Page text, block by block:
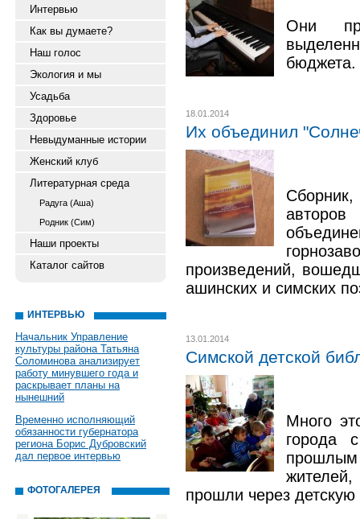
Интервью
Как вы думаете?
Наш голос
Экология и мы
Усадьба
Здоровье
Невыдуманные истории
Женский клуб
Литературная среда
Радуга (Аша)
Родник (Сим)
Наши проекты
Каталог сайтов
ИНТЕРВЬЮ
Начальник Управление
культуры района Татьяна
Соломинова анализирует
работу минувшего года и
раскрывает планы на
нынешний
Временно исполняющий
обязанности губернатора
региона Борис Дубровский
дал первое интервью
ФОТОГАЛЕРЕЯ
Они
бюджета.
18.01.2014
Их объединил
произведений,
ашинских и симских
13.01.2014
Симской детской
Много
города
жителей,
прошли через